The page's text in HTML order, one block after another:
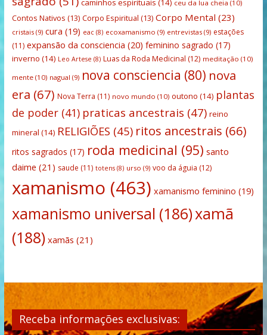
caminhos espirituais (14) ceu da lua cheia (10)
Contos Nativos (13) Corpo Espiritual (13) Corpo Mental (23)
cristais(9) cura (19) eac(8) ecoxamanismo (9) entrevistas(9) estações
(11) expansão da consciencia (20) feminino sagrado (17)
inverno (14) Leo Artese (8) Luas da Roda Medicinal (12) meditação (10)
mente(10) nagual (9) nova consciencia (80) nova
era (67) Nova Terra (11) novo mundo (10) outono (14) plantas
de poder(41) praticas ancestrais (47) reino
mineral (14) RELIGIÕES (45) ritos ancestrais (66)
ritos sagrados (17) roda medicinal (95) santo
daime (21) saude (11) totens(8) urso (9) voo da águia (12)
xamanismo (463) xamanismo feminino (19)
xamanismo universal (186)xamã
(188) xamãs (21)
Receba informações exclusivas: